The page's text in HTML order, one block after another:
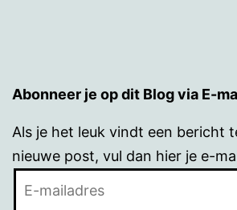
Abonneer je op dit Blog via E-
Als je het leuk vindt een bericht
nieuwe post, vul dan hier je e-